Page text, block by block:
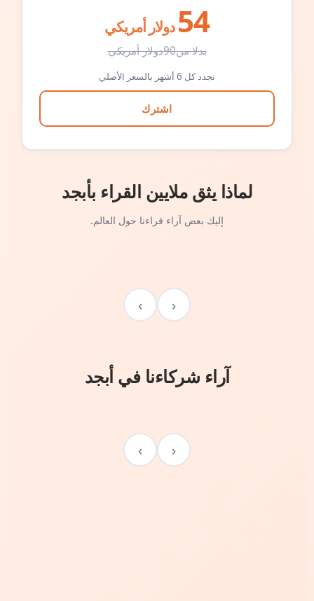
54 دولار أمريكي
بدلا من90دولار أمريكي
تجدد كل 6 أشهر بالسعر الأصلي
اشترك
لماذا يثق ملايين القراء بأبجد
إليك بعض آراء قراءنا حول العالم.
‹
›
آراء شركاءنا في أبجد
‹
›